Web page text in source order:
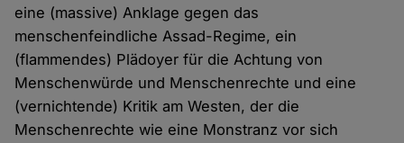
eine (massive) Anklage gegen das
menschenfeindliche Assad-Regime, ein
(flammendes) Plädoyer für die Achtung von
Menschenwürde und Menschenrechte und eine
(vernichtende) Kritik am Westen, der die
Menschenrechte wie eine Monstranz vor sich